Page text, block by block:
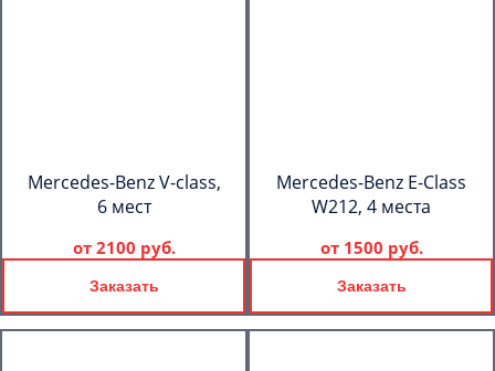
Mercedes-Benz V-class,
6 мест
от 2100 руб.
Заказать
Mercedes-Benz E-Class
W212, 4 места
от 1500 руб.
Заказать